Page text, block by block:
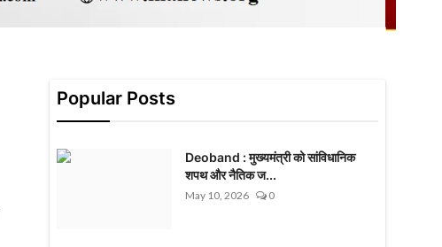
Popular Posts
Deoband : मुख्यमंत्री को सांविधानिक
शपथ और नैतिक ज...
May 10, 2026 0